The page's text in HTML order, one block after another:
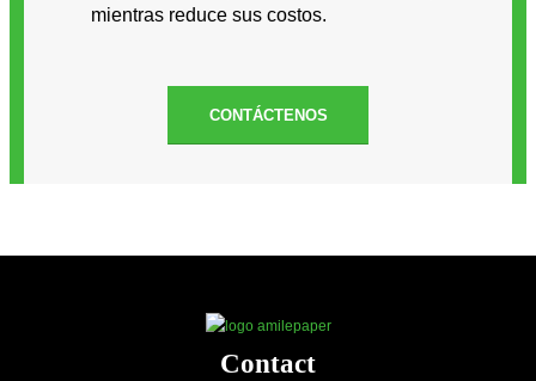
mientras reduce sus costos.
CONTÁCTENOS
Contact